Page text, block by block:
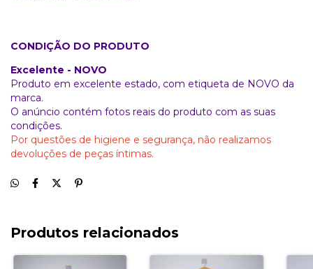
CONDIÇÃO DO PRODUTO
Excelente - NOVO
Produto em excelente estado, com etiqueta de NOVO da
marca.
O anúncio contém fotos reais do produto com as suas
condições.
Por questões de higiene e segurança, não realizamos
devoluções de peças íntimas.
Produtos relacionados